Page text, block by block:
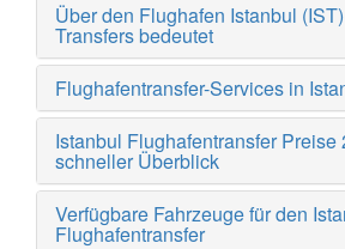
Über den Flughafen Istanbul
Transfers bedeutet
Flughafentransfer-Services in
Istanbul Flughafentransfer Preise
schneller Überblick
Verfügbare Fahrzeuge für den
Flughafentransfer